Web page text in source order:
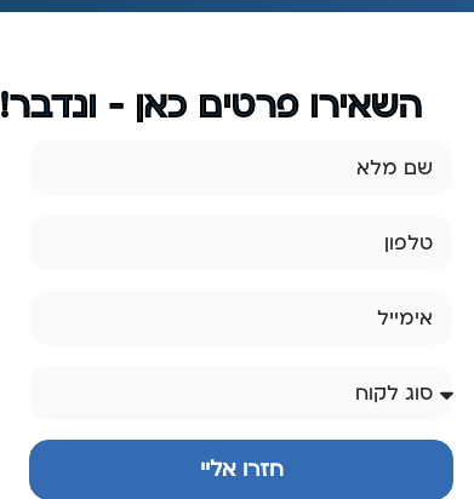
השאירו פרטים כאן - ונדבר!
חזרו אליי